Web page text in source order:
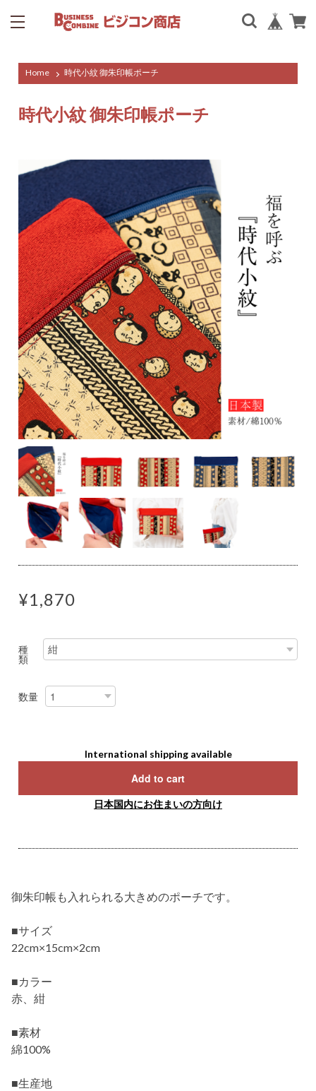
Home 時代小紋 御朱印帳ポーチ
時代小紋 御朱印帳ポーチ
¥1,870
種
類
数量
International shipping available
Add to cart
日本国内にお住まいの方向け
御朱印帳も入れられる大きめのポーチです。
■サイズ
22cm×15cm×2cm
■カラー
赤、紺
■素材
綿100%
■生産地